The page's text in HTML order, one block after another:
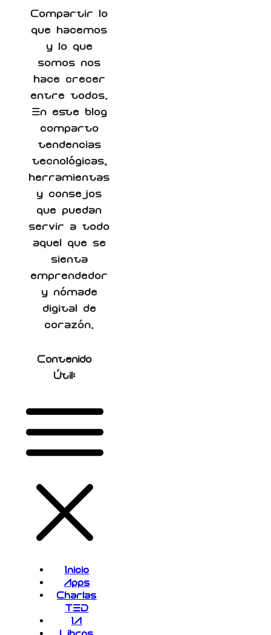
Compartir lo
que hacemos
y lo que
somos nos
hace crecer
entre todos.
En este blog
comparto
tendencias
tecnológicas,
herramientas
y consejos
que puedan
servir a todo
aquel que se
sienta
emprendedor
y nómade
digital de
corazón.
Contenido
Útil:
Inicio
Apps
Charlas
TED
IA